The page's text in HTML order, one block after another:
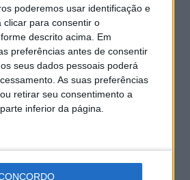
poderemos usar identificação e
clicar para consentir o
descrito acima. Em
preferências antes de consentir
seus dados pessoais poderá
As suas preferências
retirar seu consentimento a
inferior da página.
h,
e a